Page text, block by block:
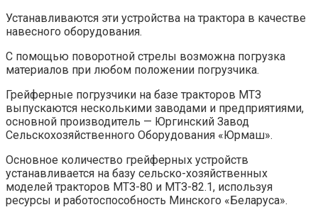
Устанавливаются эти устройства на трактора в качестве
навесного оборудования.
С помощью поворотной стрелы возможна погрузка
материалов при любом положении погрузчика.
Грейферные погрузчики на базе тракторов МТЗ
выпускаются несколькими заводами и предприятиями,
основной производитель — Юргинский Завод
Сельскохозяйственного Оборудования «Юрмаш».
Основное количество грейферных устройств
устанавливается на базу сельско-хозяйственных
моделей тракторов МТЗ-80 и МТЗ-82.1, используя
ресурсы и работоспособность Минского «Беларуса».